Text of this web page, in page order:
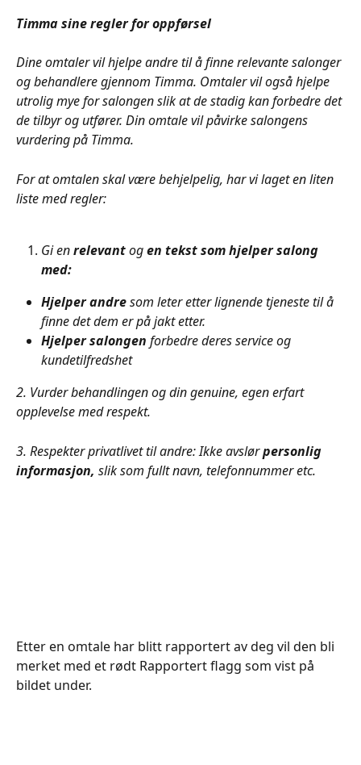
Timma sine regler for oppførsel
Dine omtaler vil hjelpe andre til å finne relevante salonger
og behandlere gjennom Timma. Omtaler vil også hjelpe
utrolig mye for salongen slik at de stadig kan forbedre det
de tilbyr og utfører. Din omtale vil påvirke salongens
vurdering på Timma.
For at omtalen skal være behjelpelig, har vi laget en liten
liste med regler:
Gi en relevant og en tekst som hjelper salong
med:
Hjelper andre som leter etter lignende tjeneste til å
finne det dem er på jakt etter.
Hjelper salongen forbedre deres service og
kundetilfredshet
2. Vurder behandlingen og din genuine, egen erfart
opplevelse med respekt.
3. Respekter privatlivet til andre: Ikke avslør personlig
informasjon, slik som fullt navn, telefonnummer etc.
Etter en omtale har blitt rapportert av deg vil den bli
merket med et rødt Rapportert flagg som vist på
bildet under.